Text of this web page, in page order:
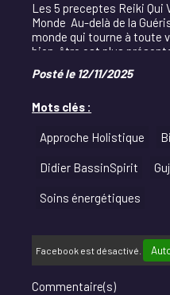
Les 5 preceptes Reiki Qui
Monde Au-delà de la
monde qui tourne à toute
bien-être est plus
Posté le 12/11/2025
Mots clés :
Approche Holistique
Didier BassinSpirit
Soins énergétiques
Facebook est désactivé.
Commentaire(s)